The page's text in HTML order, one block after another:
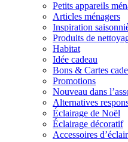
Petits appareils
Articles ménagers
Inspiration
Produits de
Habitat
Idée cadeau
Bons & Cartes
Promotions
Nouveau dans
Alternatives
Éclairage de Noël
Éclairage décoratif
Accessoires